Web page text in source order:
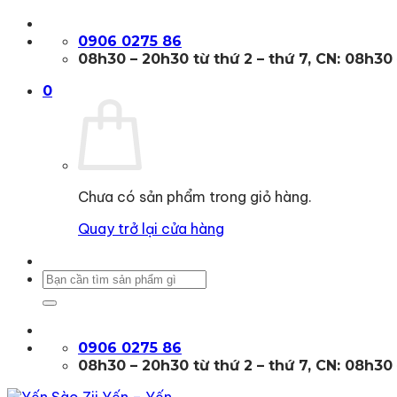
qua
0906 0275 86
08h30 – 20h30 từ thứ 2 – thứ 7, CN: 08h30
0
Chưa có sản phẩm trong giỏ hàng.
Quay trở lại cửa hàng
Tìm
0906 0275 86
08h30 – 20h30 từ thứ 2 – thứ 7, CN: 08h30